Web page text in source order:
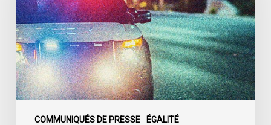
COMMUNIQUÉS DE PRESSE ÉGALITÉ
commission
d’enquête
publique
sur
le
racisme
policier